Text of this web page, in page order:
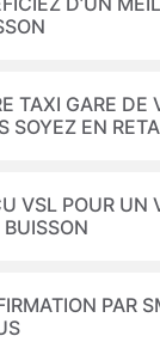
TAXI GARE DE
SOYEZ EN
VSL POUR UN
BUISSON
PAR